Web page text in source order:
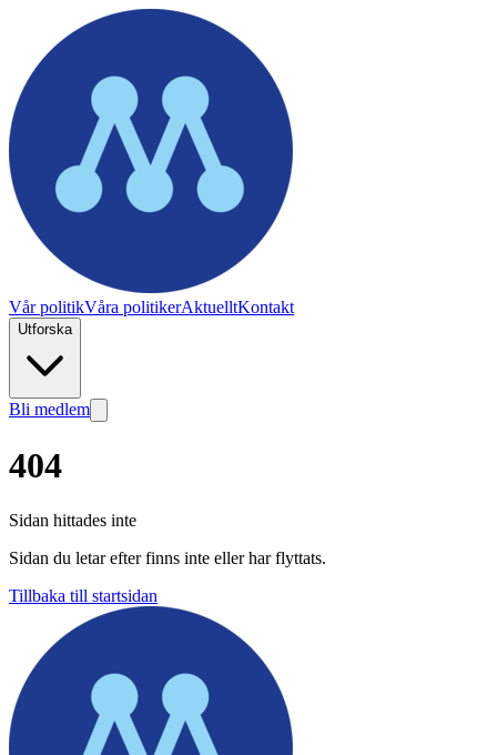
Vår politikVåra politikerAktuelltKontakt
Utforska
Bli medlem
404
Sidan hittades inte
Sidan du letar efter finns inte eller har flyttats.
Tillbaka till startsidan